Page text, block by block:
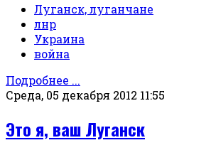
Луганск, луганчане
лнр
Украина
война
Подробнее ...
Среда, 05 декабря 2012 11:55
Это я, ваш Луганск